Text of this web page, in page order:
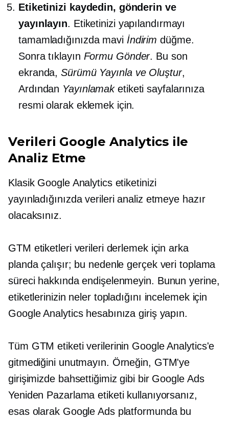
Etiketinizi kaydedin, gönderin ve
yayınlayın. Etiketinizi yapılandırmayı
tamamladığınızda mavi İndirim düğme.
Sonra tıklayın Formu Gönder. Bu son
ekranda,Sürümü Yayınla ve Oluştur,
Ardından Yayınlamaketiketi sayfalarınıza
resmi olarak eklemek için.
Verileri Google Analytics ile
Analiz Etme
Klasik Google Analytics etiketinizi
yayınladığınızda verileri analiz etmeye hazır
olacaksınız.
GTM etiketleri verileri derlemek için arka
planda çalışır; bu nedenle gerçek veri toplama
süreci hakkında endişelenmeyin. Bunun yerine,
etiketlerinizin neler topladığını incelemek için
Google Analytics hesabınıza giriş yapın.
Tüm GTM etiketi verilerinin Google Analytics'e
gitmediğini unutmayın. Örneğin, GTM'ye
girişimizde bahsettiğimiz gibi bir Google Ads
Yeniden Pazarlama etiketi kullanıyorsanız,
esas olarak Google Ads platformunda bu